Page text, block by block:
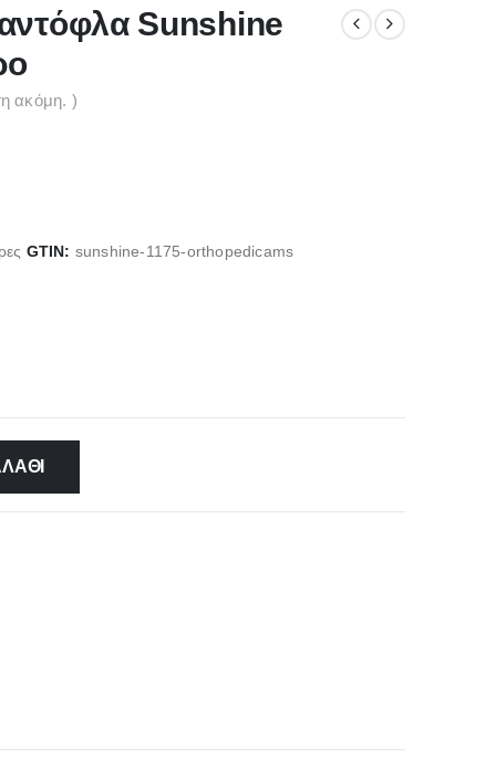
Sunshine
ακόμη. )
GTIN: sunshine-1175-orthopedicams